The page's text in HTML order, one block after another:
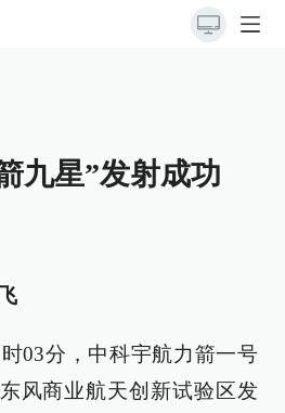
九星”发射成功
03分，中科宇航力箭一号
风商业航天创新试验区发